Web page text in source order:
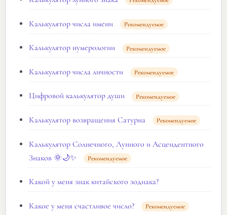
Калькулятор числа имени Рекомендуемое
Калькулятор нумерологии Рекомендуемое
Калькулятор числа личности Рекомендуемое
Цифровой калькулятор души Рекомендуемое
Калькулятор возвращения Сатурна Рекомендуемое
Калькулятор Солнечного, Лунного и Асцендентного
Знаков 🌞🌙✨
Рекомендуемое
Какой у меня знак китайского зодиака?
Какое у меня счастливое число? Рекомендуемое